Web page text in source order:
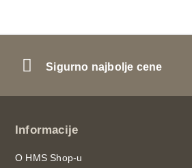
Sigurno najbolje cene
Informacije
O HMS Shop-u